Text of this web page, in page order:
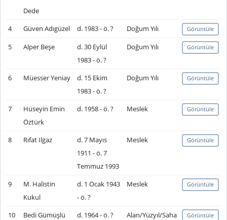
Dede
4 Güven Adıgüzel d. 1983 - ö. ? Doğum Yılı Görüntüle
5 Alper Beşe
d. 30 Eylül
1983 - ö. ?
Doğum Yılı Görüntüle
6 Müesser Yeniay
d. 15 Ekim
1983 - ö. ?
Doğum Yılı Görüntüle
7
Hüseyin Emin
Öztürk
d. 1958 - ö. ? Meslek Görüntüle
8 Rıfat Ilgaz
d. 7 Mayıs
1911 - ö. 7
Temmuz 1993
Meslek Görüntüle
9
M. Halistin
Kukul
d. 1 Ocak 1943
- ö. ?
Meslek Görüntüle
10 Bedi Gümüşlü d. 1964 - ö. ? Alan/Yüzyıl/Saha Görüntüle